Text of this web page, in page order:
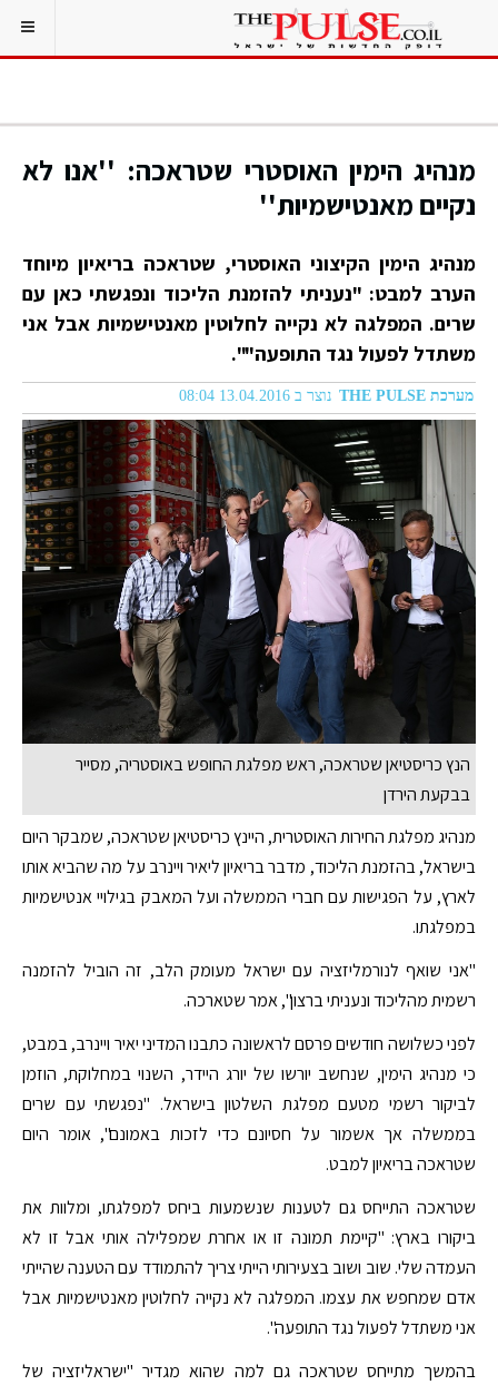
מנהיג הימין האוסטרי שטראכה: ''אנו לא
נקיים מאנטישמיות''
מנהיג הימין הקיצוני האוסטרי, שטראכה בריאיון מיוחד
הערב למבט: "נעניתי להזמנת הליכוד ונפגשתי כאן עם
שרים. המפלגה לא נקייה לחלוטין מאנטישמיות אבל אני
משתדל לפעול נגד התופעה"".
מערכת THE PULSE נוצר ב 13.04.2016 08:04
הנץ כריסטיאן שטראכה, ראש מפלגת החופש באוסטריה, מסייר
בבקעת הירדן
מנהיג מפלגת החירות האוסטרית, היינץ כריסטיאן שטראכה, שמבקר היום
בישראל, בהזמנת הליכוד, מדבר בריאיון ליאיר ויינרב על מה שהביא אותו
לארץ, על הפגישות עם חברי הממשלה ועל המאבק בגילויי אנטישמיות
במפלגתו.
"אני שואף לנורמליזציה עם ישראל מעומק הלב, זה הוביל להזמנה
רשמית מהליכוד ונעניתי ברצון", אמר שטארכה.
לפני כשלושה חודשים פרסם לראשונה כתבנו המדיני יאיר ויינרב, במבט,
כי מנהיג הימין, שנחשב יורשו של יורג היידר, השנוי במחלוקת, הוזמן
לביקור רשמי מטעם מפלגת השלטון בישראל. "נפגשתי עם שרים
בממשלה אך אשמור על חסיונם כדי לזכות באמונם", אומר היום
שטראכה בריאיון למבט.
שטראכה התייחס גם לטענות שנשמעות ביחס למפלגתו, ומלוות את
ביקורו בארץ: "קיימת תמונה זו או אחרת שמפלילה אותי אבל זו לא
העמדה שלי. שוב ושוב בצעירותי הייתי צריך להתמודד עם הטענה שהייתי
אדם שמחפש את עצמו. המפלגה לא נקייה לחלוטין מאנטישמיות אבל
אני משתדל לפעול נגד התופעה".
בהמשך מתייחס שטראכה גם למה שהוא מגדיר "ישראליזציה של